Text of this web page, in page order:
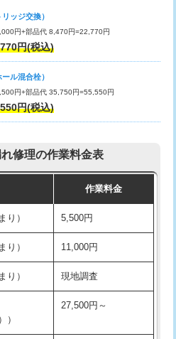
HI）使
HI）使
管・銅
で)
44,000円
え)
戻し作
11,000円~
まで） 55,000円
事/3ｍ超
+11,000円
し作業）
中作業）
清掃・修
重作業）
33,000円
ップ
22,000円+材料費
ッジ交換）
円+部品代 8,470円=22,770円
円(税込)
ル混合栓）
円+部品代 35,750円=55,550円
円(税込)
修理の作業料金表
作業料金
り） 5,500円
り） 11,000円
り） 現地調査
）
27,500円～